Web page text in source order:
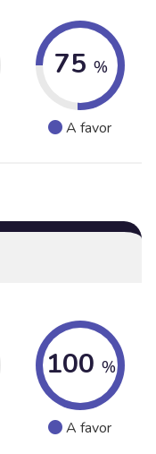
75 %
A favor
100 %
A favor